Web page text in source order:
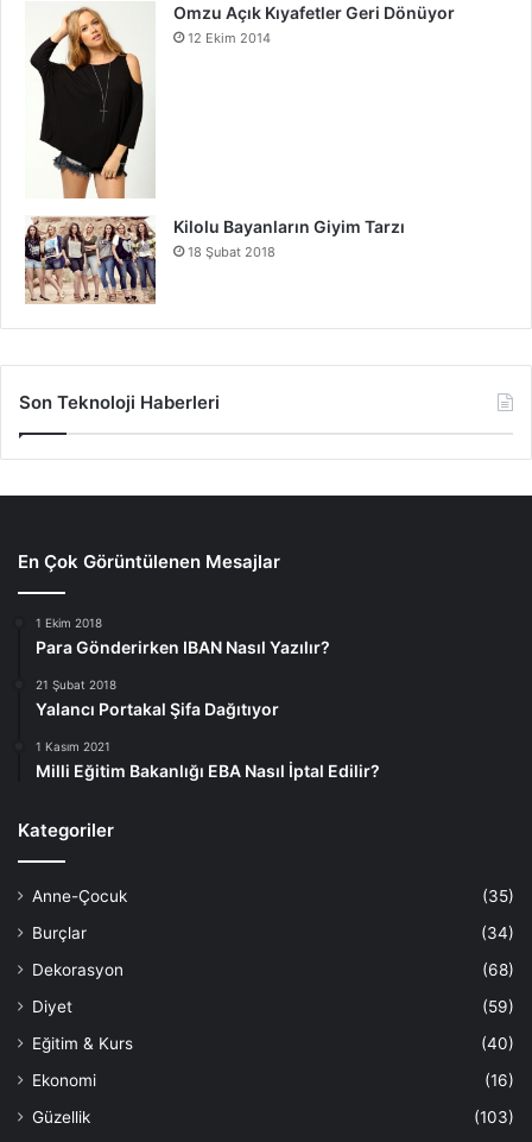
Omzu Açık Kıyafetler Geri Dönüyor
12 Ekim 2014
Kilolu Bayanların Giyim Tarzı
18 Şubat 2018
Son Teknoloji Haberleri
En Çok Görüntülenen Mesajlar
1 Ekim 2018
Para Gönderirken IBAN Nasıl Yazılır?
21 Şubat 2018
Yalancı Portakal Şifa Dağıtıyor
1 Kasım 2021
Milli Eğitim Bakanlığı EBA Nasıl İptal Edilir?
Kategoriler
Anne-Çocuk
(35)
Burçlar
(34)
Dekorasyon
(68)
Diyet
(59)
Eğitim & Kurs
(40)
Ekonomi
(16)
Güzellik
(103)